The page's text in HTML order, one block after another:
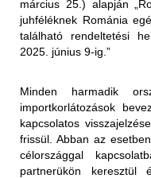
március 25.) alapján
juhféléknek Románia
található rendeltetési
2025. június 9-ig.”
Minden harmadik
importkorlátozások
kapcsolatos
frissül. Abban az
célországgal
partnerükön keresztül
2025.01.29-től
Az Egyesült
vezetett be
behozatalára.
- élő juh- és
- juhok és
embriók,
- juh- és
- juh és kecske
vagy
"Az élő állatok,
klinikai tüneteit."
a nem hőkezelt
termékek
közigazgatási
feltéve, hogy az
Korlátozott terület: